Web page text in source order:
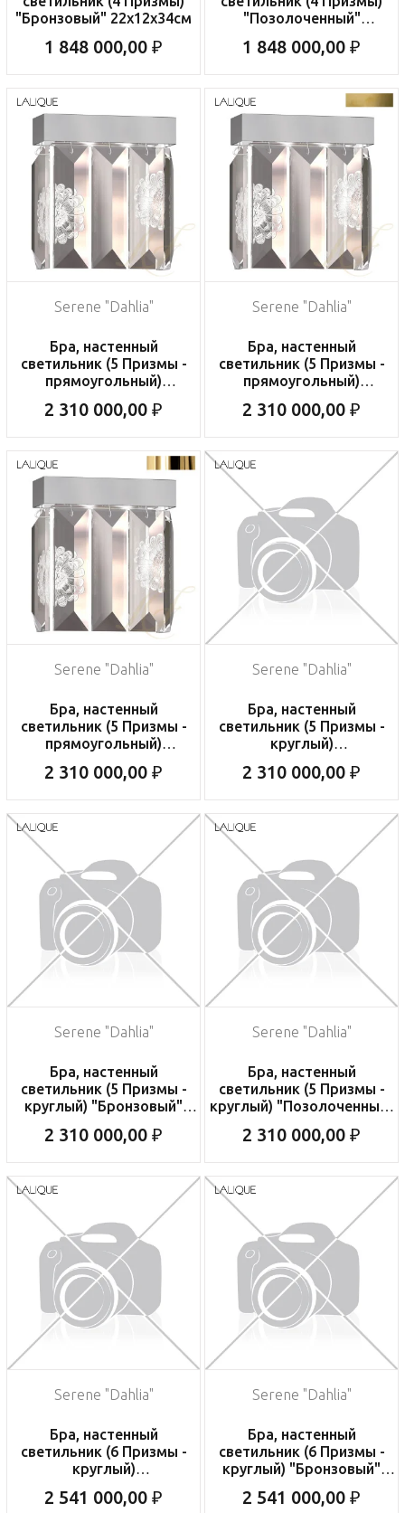
"Бронзовый" 22x12x34см
1 848 000,00 ₽
"Позолоченный"
1 848 000,00 ₽
Serene "Dahlia"
Бра, настенный
светильник (5 Призмы -
прямоугольный)
22x12x34см
2 310 000,00 ₽
Serene "Dahlia"
Бра, настенный
светильник (5 Призмы -
прямоугольный)
2 310 000,00 ₽
Serene "Dahlia"
Бра, настенный
светильник (5 Призмы -
прямоугольный)
22x12x34см
2 310 000,00 ₽
Serene "Dahlia"
Бра, настенный
светильник (5 Призмы -
круглый)
22x12x34см
2 310 000,00 ₽
Serene "Dahlia"
Бра, настенный
светильник (5 Призмы -
круглый) "Бронзовый"
2 310 000,00 ₽
Serene "Dahlia"
Бра, настенный
светильник (5 Призмы -
круглый) "Позолоченный"
2 310 000,00 ₽
Serene "Dahlia"
Бра, настенный
светильник (6 Призмы -
круглый)
22x12x34см
2 541 000,00 ₽
Serene "Dahlia"
Бра, настенный
светильник (6 Призмы -
круглый) "Бронзовый"
2 541 000,00 ₽